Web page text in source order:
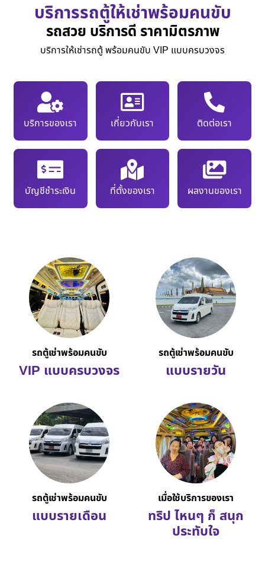
บริการรถตู้ให้เช่าพร้อมคนขับ
รถสวย บริการดี ราคามิตรภาพ
บริการให้เช่ารถตู้ พร้อมคนขับ VIP แบบครบวงจร
บริการของเรา เกี่ยวกับเรา ติดต่อเรา
บัญชีชำระเงิน ที่ตั้งของเรา ผลงานของเรา
รถตู้เช่าพร้อมคนขับ
VIP แบบครบวงจร
รถตู้เช่าพร้อมคนขับ
แบบรายวัน
รถตู้เช่าพร้อมคนขับ
แบบรายเดือน
เมื่อใช้บริการของเรา
ทริป ไหนๆ ก็ สนุก
ประทับใจ